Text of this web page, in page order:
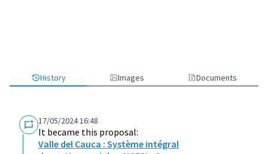
History Images Documents
17/05/2024 16:48
It became this proposal:
Valle del Cauca : Système intégral